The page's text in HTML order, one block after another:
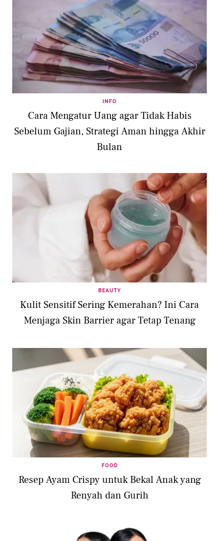
INFO
Cara Mengatur Uang agar Tidak Habis
Sebelum Gajian, Strategi Aman hingga Akhir
Bulan
BEAUTY
Kulit Sensitif Sering Kemerahan? Ini Cara
Menjaga Skin Barrier agar Tetap Tenang
FOOD
Resep Ayam Crispy untuk Bekal Anak yang
Renyah dan Gurih